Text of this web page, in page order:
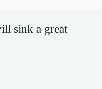
sink a great